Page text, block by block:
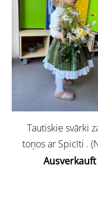
Tautiskie svārki
toņos ar Spicīti .
Ausverkauft